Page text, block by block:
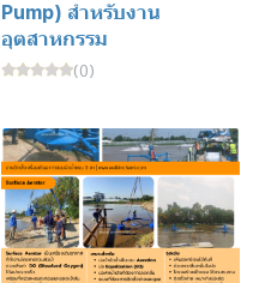
Pump) สำหรับงาน
อุตสาหกรรม
(0)